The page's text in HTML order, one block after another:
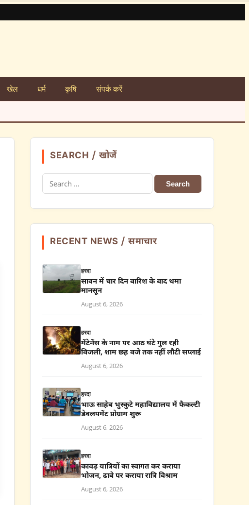
खेल धर्म कृषि संपर्क करें
SEARCH / खोजें
Search
for:
RECENT NEWS / समाचार
हरदा
सावन में चार दिन बारिश के बाद थमा
मानसून
August 6, 2026
हरदा
मेंटेनेंस के नाम पर आठ घंटे गुल रही
बिजली, शाम छह बजे तक नहीं लौटी सप्लाई
August 6, 2026
हरदा
भाऊ साहेब भुस्कुटे महाविद्यालय में फैकल्टी
डेवलपमेंट प्रोग्राम शुरू
August 6, 2026
हरदा
कावड़ यात्रियों का स्वागत कर कराया
भोजन, ढाबे पर कराया रात्रि विश्राम
August 6, 2026